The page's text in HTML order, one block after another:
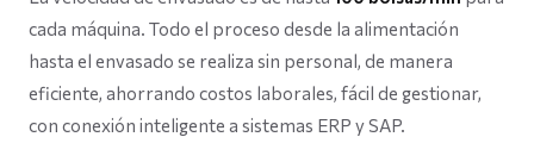
cada máquina. Todo el proceso desde la alimentación
hasta el envasado se realiza sin personal, de manera
eficiente, ahorrando costos laborales, fácil de gestionar,
con conexión inteligente a sistemas ERP y SAP.